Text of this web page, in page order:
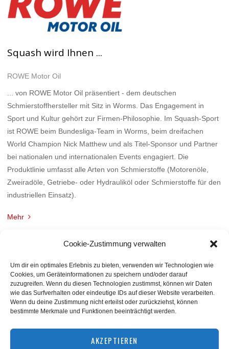
Cookie-Zustimmung verwalten
Um dir ein optimales Erlebnis zu bieten, verwenden wir Technologien wie
Cookies, um Geräteinformationen zu speichern und/oder darauf
zuzugreifen. Wenn du diesen Technologien zustimmst, können wir Daten
wie das Surfverhalten oder eindeutige IDs auf dieser Website verarbeiten.
Wenn du deine Zustimmung nicht erteilst oder zurückziehst, können
bestimmte Merkmale und Funktionen beeinträchtigt werden.
AKZEPTIEREN
Squash wird Ihnen ...
ROWE Motor Oil
... von ROWE Motor Oil präsentiert - dem deutschen
Schmierstoffhersteller mit Sitz in Worms. Das Engagement in
Sport und Kultur gehört zur Firmen-Philosophie. Im Squash-Sport
ist ROWE beim Bundesliga-Team in Worms, beim dreifachen
World Champion Nick Matthew und als Titel-Sponsor und Partner
bei nationalen und internationalen Events engagiert. Die
Produktlinie umfasst alle Arten von Schmierstoffe (Motorenöle,
Zweiradöle, Getriebe- oder Hydrauliköl oder Schmierstoffe für den
industriellen Einsatz).
Mehr
BACK TO TOP